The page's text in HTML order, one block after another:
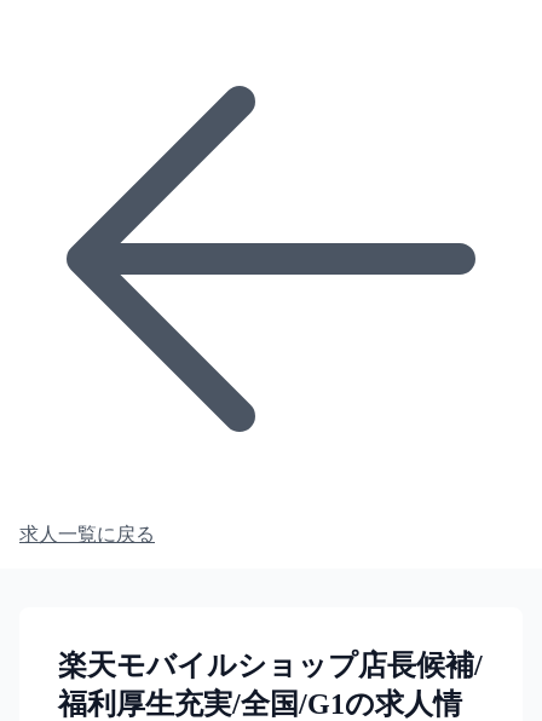
求人一覧に戻る
楽天モバイルショップ店長候補/
福利厚生充実/全国/G1の求人情